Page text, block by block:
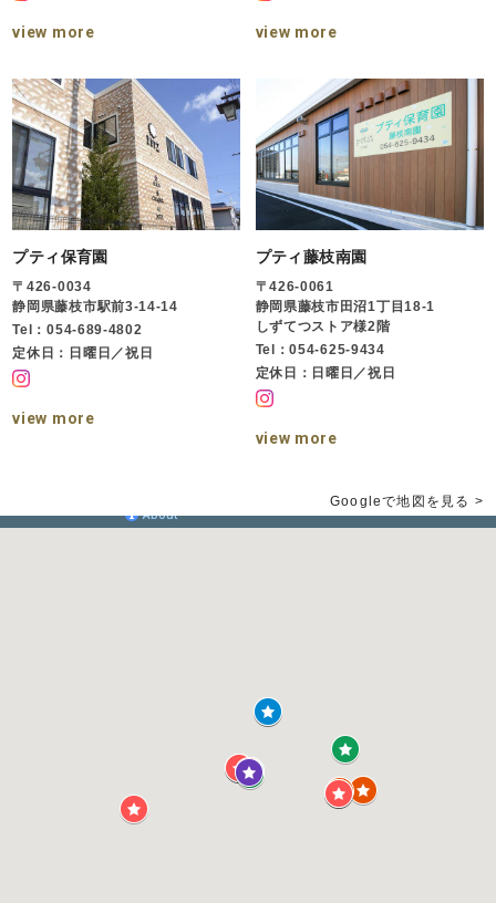
view more view more
プティ保育園
〒426-0034
静岡県藤枝市駅前3-14-14
Tel：054-689-4802
定休日：日曜日／祝日
view more
プティ藤枝南園
〒426-0061
静岡県藤枝市田沼1丁目18-1
しずてつストア様2階
Tel：054-625-9434
定休日：日曜日／祝日
view more
Googleで地図を見る >